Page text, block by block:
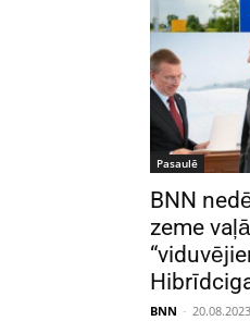
Pasaulē
BNN
zeme
BNN -